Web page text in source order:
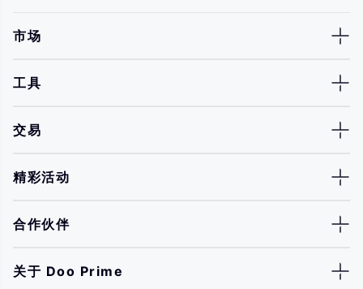
市场
工具
交易
精彩活动
合作伙伴
关于 Doo Prime